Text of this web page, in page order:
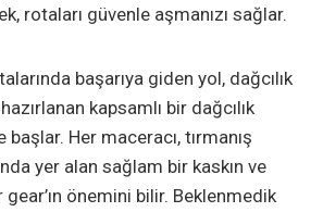
rotaları güvenle aşmanızı sağlar.
başarıya giden yol, dağcılık
kapsamlı bir dağcılık
Her maceracı, tırmanış
yer alan sağlam bir kaskın ve
gear’ın önemini bilir. Beklenmedik